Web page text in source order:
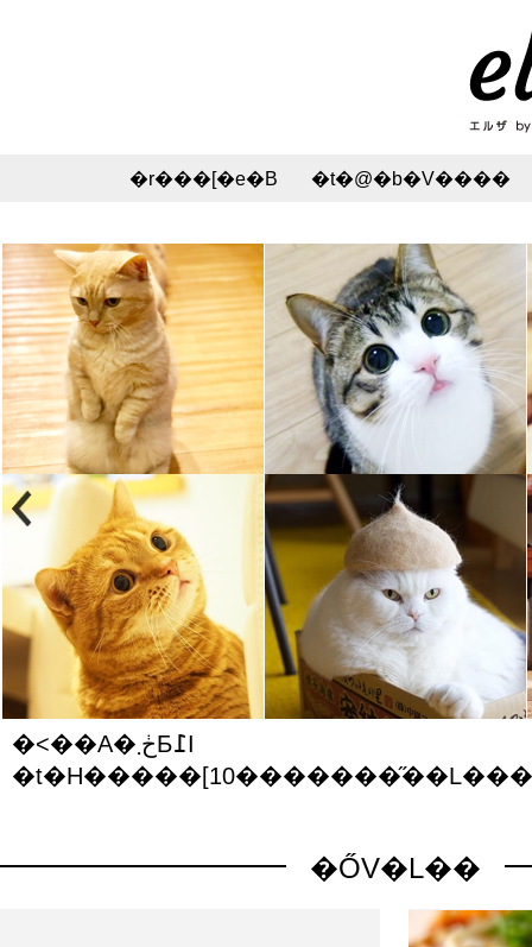
�r���[�e�B
�w�A�X�^�C���E�w�A�A�����W
�t�@�b�V����
�˂��A�ڂ܂Ƃ߁I
�ŐV�L��